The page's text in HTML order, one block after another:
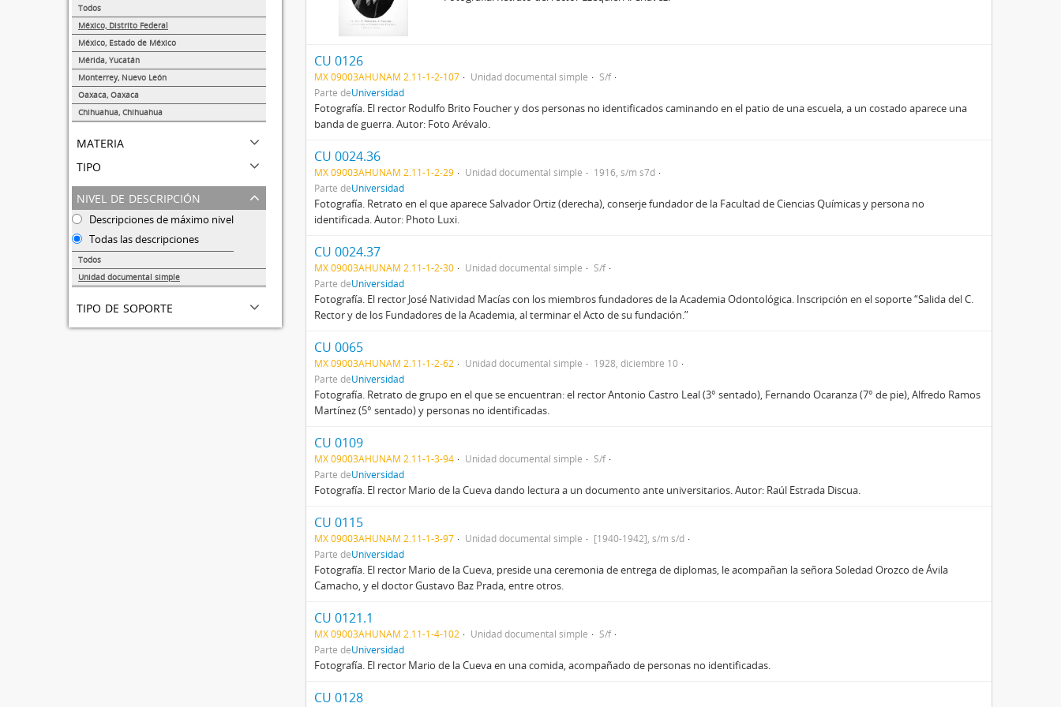
Todos
México, Distrito Federal
México, Estado de México
Mérida, Yucatán
Monterrey, Nuevo León
Oaxaca, Oaxaca
Chihuahua, Chihuahua
materia
tipo
nivel de descripción
Descripciones de máximo nivel
Todas las descripciones
Todos
Unidad documental simple
tipo de soporte
CU 0126
MX 09003AHUNAM 2.11-1-2-107 Unidad documental simple
S/f
Parte deUniversidad
Fotografía. El rector Rodulfo Brito Foucher y dos personas no identificados caminando en el patio de una escuela, a un costado aparece una
banda de guerra. Autor: Foto Arévalo.
CU 0024.36
MX 09003AHUNAM 2.11-1-2-29 Unidad documental simple
1916, s/m s7d
Parte deUniversidad
Fotografía. Retrato en el que aparece Salvador Ortiz (derecha), conserje fundador de la Facultad de Ciencias Químicas y persona no
identificada. Autor: Photo Luxi.
CU 0024.37
MX 09003AHUNAM 2.11-1-2-30 Unidad documental simple
S/f
Parte deUniversidad
Fotografía. El rector José Natividad Macías con los miembros fundadores de la Academia Odontológica. Inscripción en el soporte “Salida del C.
Rector y de los Fundadores de la Academia, al terminar el Acto de su fundación.”
CU 0065
MX 09003AHUNAM 2.11-1-2-62 Unidad documental simple
1928, diciembre 10
Parte deUniversidad
Fotografía. Retrato de grupo en el que se encuentran: el rector Antonio Castro Leal (3° sentado), Fernando Ocaranza (7° de pie), Alfredo Ramos
Martínez (5° sentado) y personas no identificadas.
CU 0109
MX 09003AHUNAM 2.11-1-3-94 Unidad documental simple
S/f
Parte deUniversidad
Fotografía. El rector Mario de la Cueva dando lectura a un documento ante universitarios. Autor: Raúl Estrada Discua.
CU 0115
MX 09003AHUNAM 2.11-1-3-97 Unidad documental simple
[1940-1942], s/m s/d
Parte deUniversidad
Fotografía. El rector Mario de la Cueva, preside una ceremonia de entrega de diplomas, le acompañan la señora Soledad Orozco de Ávila
Camacho, y el doctor Gustavo Baz Prada, entre otros.
CU 0121.1
MX 09003AHUNAM 2.11-1-4-102 Unidad documental simple
S/f
Parte deUniversidad
Fotografía. El rector Mario de la Cueva en una comida, acompañado de personas no identificadas.
CU 0128